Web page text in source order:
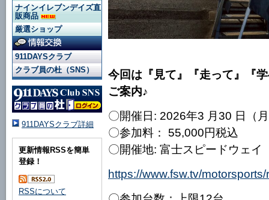
今回は『見て』『走って』『
ご案内♪
〇開催日: 2026年3 月30 日（
〇参加料： 55,000円税込
〇開催地: 富士スピードウェ
https://www.fsw.tv/
ナインイレブンデイズ直
販商品
厳選ショップ
911DAYSクラブ
クラブ員の杜（SNS）
911DAYSクラブ詳細
更新情報RSSを簡単
登録！
RSSについて